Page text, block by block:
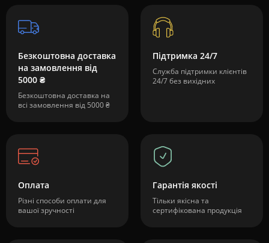
Безкоштовна доставка
на замовлення від
5000 ₴
Безкоштовна доставка на
всі замовлення від 5000 ₴
Підтримка 24/7
Служба підтримки клієнтів
24/7 без вихідних
Оплата
Різні способи оплати для
вашої зручності
Гарантія якості
Тільки якісна та
сертифікована продукція